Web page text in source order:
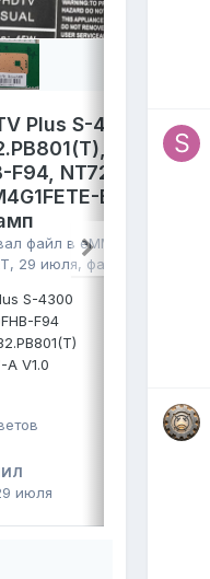
Plus S-4300,
F94, NT72690,
B041,
файл в eMMC, NAND
, 29 июля, файл
S-4300
F94
A V1.0
июля